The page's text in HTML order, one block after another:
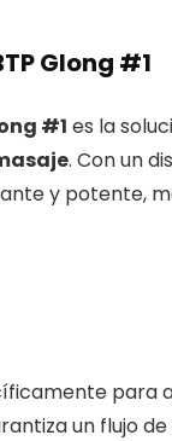
Glong #1
#1 es la
. Con un
y potente,
para
un flujo